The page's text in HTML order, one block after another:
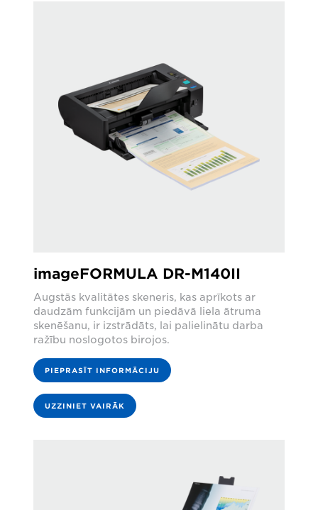
imageFORMULA DR-M140II
Augstās kvalitātes skeneris, kas aprīkots ar
daudzām funkcijām un piedāvā liela ātruma
skenēšanu, ir izstrādāts, lai palielinātu darba
ražību noslogotos birojos.
PIEPRASĪT INFORMĀCIJU
UZZINIET VAIRĀK